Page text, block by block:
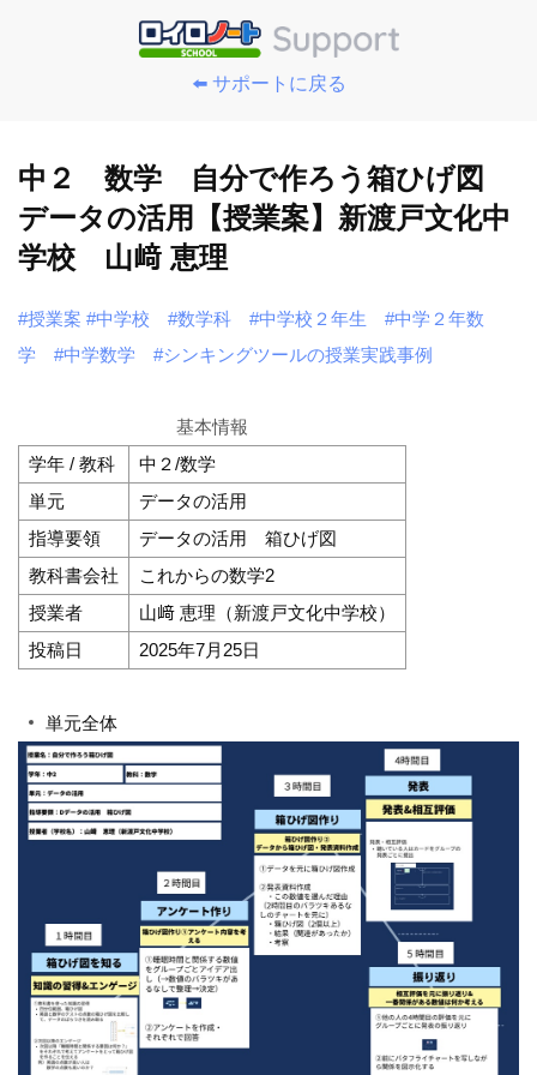
⬅️ サポートに戻る
中２ 数学 自分で作ろう箱ひげ図
データの活用【授業案】新渡戸文化中
学校 山﨑 恵理
#授業案 #中学校 #数学科 #中学校２年生
#中学２年数
学
#中学数学 #シンキングツールの授業実践事例
基本情報
学年 / 教科
中２/数学
単元
データの活用
指導要領
データの活用 箱ひげ図
教科書会社
これからの数学2
授業者
山﨑 恵理（新渡戸文化中学校）
投稿日
2025年7月25日
単元全体